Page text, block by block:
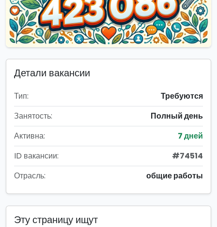
Детали вакансии
Тип:
Требуются
Занятость:
Полный день
Активна:
7 дней
ID вакансии:
#74514
Отрасль:
общие работы
Эту страницу ищут